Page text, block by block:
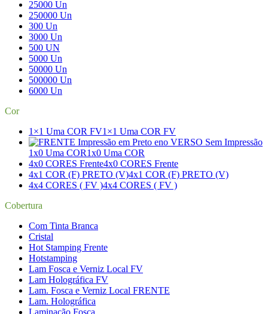
25000 Un
250000 Un
300 Un
3000 Un
500 UN
5000 Un
50000 Un
500000 Un
6000 Un
Cor
1×1 Uma COR FV1×1 Uma COR FV
1x0 Uma COR1x0 Uma COR
4x0 CORES Frente4x0 CORES Frente
4x1 COR (F) PRETO (V)4x1 COR (F) PRETO (V)
4x4 CORES ( FV )4x4 CORES ( FV )
Cobertura
Com Tinta Branca
Cristal
Hot Stamping Frente
Hotstamping
Lam Fosca e Verniz Local FV
Lam Holográfica FV
Lam. Fosca e Verniz Local FRENTE
Lam. Holográfica
Laminação Fosca